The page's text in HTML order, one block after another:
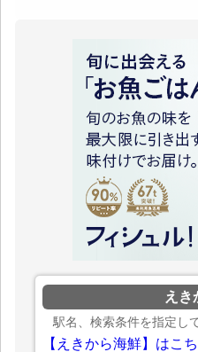
えき
駅名、検索条件を指定し
【えきから海鮮】はこ